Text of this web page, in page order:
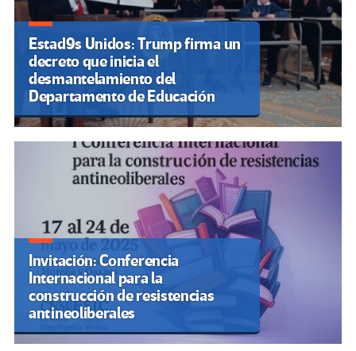
Estad9s Unidos: Trump firma un
decreto que inicia el
desmantelamiento del
Departamento de Educación
Invitación: Conferencia
Internacional para la
construcción de resistencias
antineoliberales